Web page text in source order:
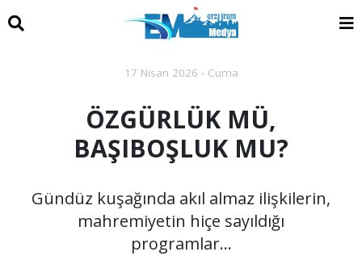
17 Nisan 2026 - Cuma
ÖZGÜRLÜK MÜ,
BAŞIBOŞLUK MU?
Gündüz kuşağında akıl almaz ilişkilerin,
mahremiyetin hiçe sayıldığı
programlar…